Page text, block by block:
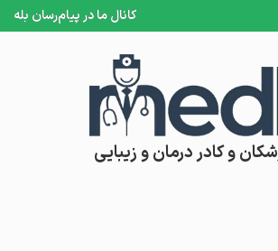
کانال ما در پیام‌رسان بله
و کادر درمان و زیبایی